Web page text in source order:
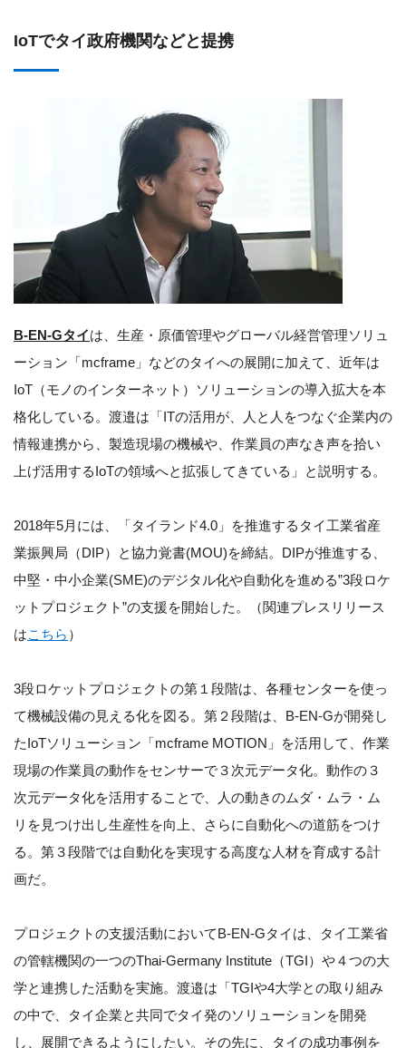
IoTでタイ政府機関などと提携
B-EN-Gタイは、生産・原価管理やグローバル経営管理ソリュ
ーション「mcframe」などのタイへの展開に加えて、近年は
IoT（モノのインターネット）ソリューションの導入拡大を本
格化している。渡邉は「ITの活用が、人と人をつなぐ企業内の
情報連携から、製造現場の機械や、作業員の声なき声を拾い
上げ活用するIoTの領域へと拡張してきている」と説明する。
2018年5月には、「タイランド4.0」を推進するタイ工業省産
業振興局（DIP）と協力覚書(MOU)を締結。DIPが推進する、
中堅・中小企業(SME)のデジタル化や自動化を進める”3段ロケ
ットプロジェクト”の支援を開始した。（関連プレスリリース
はこちら ）
3段ロケットプロジェクトの第１段階は、各種センターを使っ
て機械設備の見える化を図る。第２段階は、B-EN-Gが開発し
たIoTソリューション「mcframe MOTION」を活用して、作業
現場の作業員の動作をセンサーで３次元データ化。動作の３
次元データ化を活用することで、人の動きのムダ・ムラ・ム
リを見つけ出し生産性を向上、さらに自動化への道筋をつけ
る。第３段階では自動化を実現する高度な人材を育成する計
画だ。
プロジェクトの支援活動においてB-EN-Gタイは、タイ工業省
の管轄機関の一つのThai-Germany Institute（TGI）や４つの大
学と連携した活動を実施。渡邉は「TGIや4大学との取り組み
の中で、タイ企業と共同でタイ発のソリューションを開発
し、展開できるようにしたい。その先に、タイの成功事例を